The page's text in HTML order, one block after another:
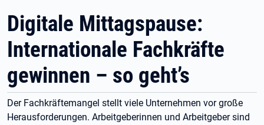
Digitale Mittagspause:
Internationale Fachkräfte
gewinnen – so geht’s
Der Fachkräftemangel stellt viele Unternehmen vor große
Herausforderungen. Arbeitgeberinnen und Arbeitgeber sind